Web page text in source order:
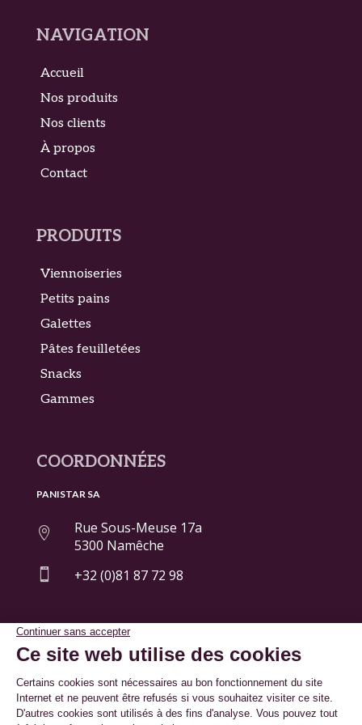
NAVIGATION
Accueil
Nos produits
Nos clients
À propos
Contact
PRODUITS
Viennoiseries
Petits pains
Galettes
Pâtes feuilletées
Snacks
Gammes
COORDONNÉES
PANISTAR SA

Rue Sous-Meuse 17a
5300 Namêche
 +32 (0)81 87 72 98